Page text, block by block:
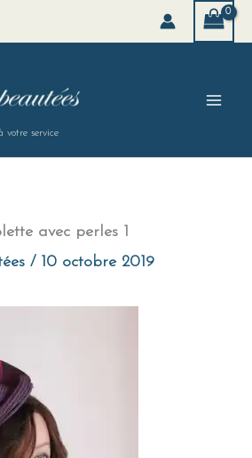
votre service
avec perles 1
/ 10 octobre 2019